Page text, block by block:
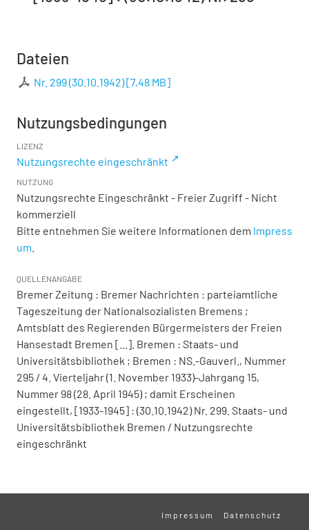
Dateien
Nr. 299 (30.10.1942)[7,48 MB]
Nutzungsbedingungen
LIZENZ
Nutzungsrechte eingeschränkt
NUTZUNG
Nutzungsrechte Eingeschränkt - Freier Zugriff - Nicht
kommerziell
Bitte entnehmen Sie weitere Informationen dem Impress
um
QUELLENANGABE
Bremer Zeitung : Bremer Nachrichten : parteiamtliche
Tageszeitung der Nationalsozialisten Bremens ;
Amtsblatt des Regierenden Bürgermeisters der Freien
Hansestadt Bremen [...]. Bremen : Staats- und
Universitätsbibliothek ; Bremen : NS.-Gauverl., Nummer
295 / 4. Vierteljahr (1. November 1933)-Jahrgang 15,
Nummer 98 (28. April 1945) ; damit Erscheinen
eingestellt, [1933-1945] : (30.10.1942) Nr. 299. Staats- und
Universitätsbibliothek Bremen / Nutzungsrechte
eingeschränkt
Impressum Datenschutz